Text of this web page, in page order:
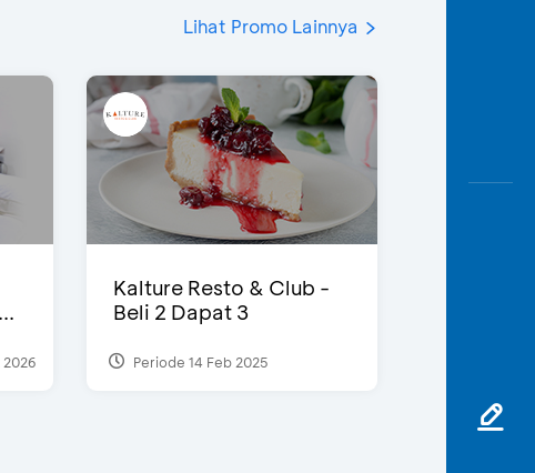
Lihat Promo Lainnya
2026
Kalture Resto & Club -
Beli 2 Dapat 3
Periode 14 Feb 2025